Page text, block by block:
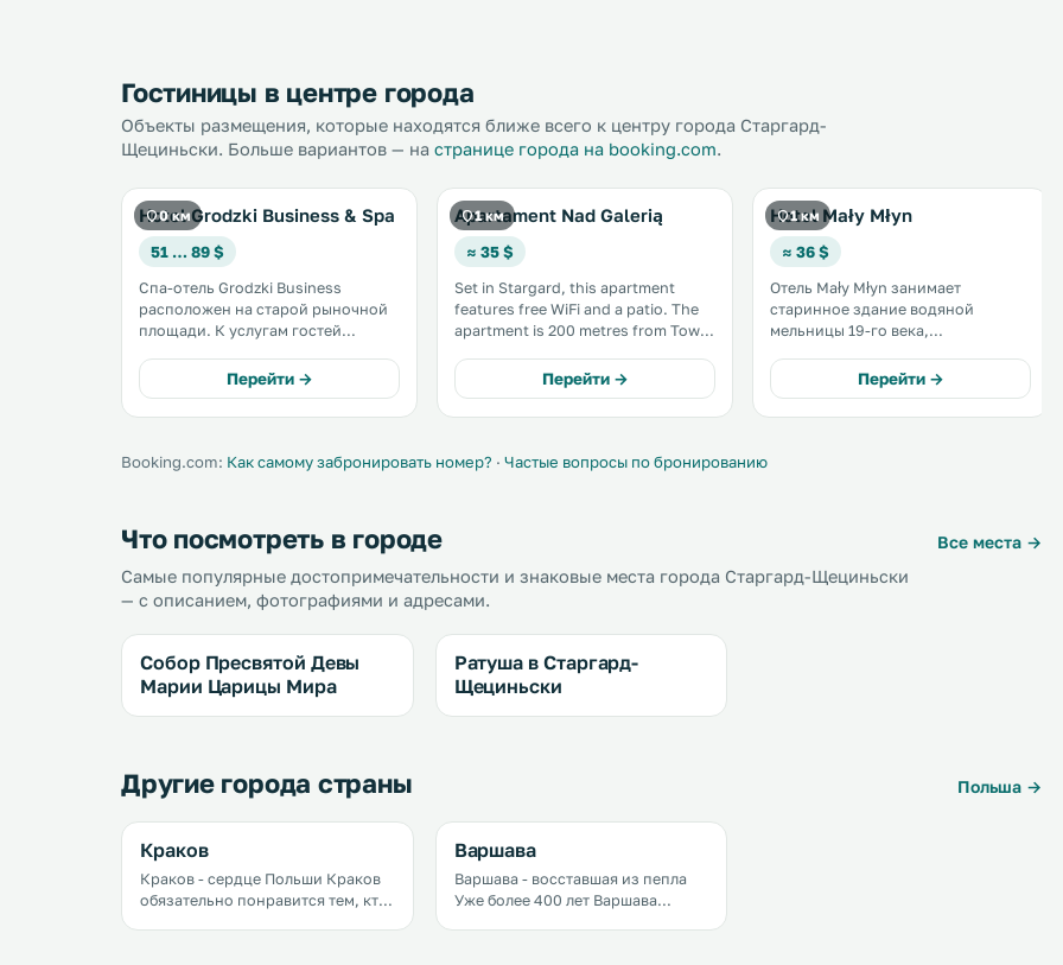
Гостиницы в центре города
Объекты размещения, которые находятся ближе всего к центру города Старгард-
Щециньски. Больше вариантов — на странице города на booking.com.
0 км
Hotel Grodzki Business & Spa
51 … 89 $
Спа-отель Grodzki Business
расположен на старой рыночной
площади. К услугам гостей
стиле номера с бесплатным Wi-Fi и
ЖК-телевизором, а также
ресторан, где готовят блюда по
годов. .
Перейти →
1 км
Apartament Nad Galerią
≈ 35 $
Set in Stargard, this apartment
features free WiFi and a patio. The
apartment is 200 metres from Town
provided in this self-catering
accommodation. .
Перейти →
1 км
Hotel Mały Młyn
≈ 36 $
Отель Mały Młyn занимает
старинное здание водяной
мельницы 19-го века,
железнодорожного вокзала
города Старгард-Щециньски. К
вашим услугам номера с
Перейти →
Booking.com: Как самому забронировать номер? · Частые вопросы по бронированию
Что посмотреть в городе
Все места →
Самые популярные достопримечательности и знаковые места города Старгард-Щециньски
— с описанием, фотографиями и адресами.
Собор Пресвятой Девы
Марии Царицы Мира
Ратуша в Старгард-
Щециньски
Другие города страны Польша →
Краков
Краков - сердце Польши Краков
обязательно понравится тем, кто
Варшава
Варшава - восставшая из пепла
Уже более 400 лет Варшава